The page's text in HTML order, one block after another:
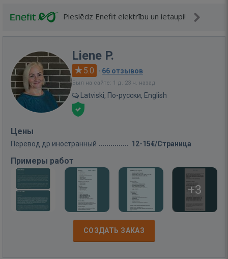
Pieslēdz Enefit elektrību un ietaupi!
Liene P.
5.0 · 66 отзывов
Был на сайте: 1 д. 23 ч. назад
Latviski, По-русски, English
Цены
Перевод др иностранный 12-15€/Страница
Примеры работ
+3
СОЗДАТЬ ЗАКАЗ